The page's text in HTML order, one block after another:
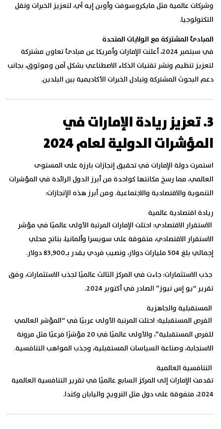
وشركات عالمية مثل مايكروسوفت وأوبن إيه آي، لتعزيز الخبرات ونقل
التكنولوجيا.
المبادئ المشتركة مع الولايات المتحدة
في سبتمبر 2024، أعلنت الإمارات وأمريكا عن مبادئ تعاون مشتركة
لتعزيز تنظيم ونشر تقنيات الذكاء الاصطناعي بشكل آمن وموثوق، بجانب
دعم البحوث المشتركة وتبادل الخبرات الأكاديمية بين البلدين.
3. تعزيز ريادة الإمارات في
المؤشرات الدولية لعام 2024
استمرت دولة الإمارات في تحقيق إنجازات بارزة على المستوى
العالمي، مما رسخ مكانتها كواحدة من أبرز الدول الرائدة في المؤشرات
التنموية والاقتصادية والاجتماعية. ومن أبرز هذه الإنجازات:
ريادة اقتصادية عالمية
الاستقرار الاقتصادي: احتلت الإمارات المرتبة الأولى عالميًا في مؤشر
الاستقرار الاقتصادي، متفوقة على سويسرا وألمانيا، بناتج محلي
إجمالي بلغ 504 مليارات دولار، ونصيب فردي يقدر بـ83,900 دولار.
جذب الاستثمارات:جاءت في المركز الثالث عالميًا لجذب الاستثمارات، وفق
تقرير “يو إس نيوز” الصادر في أكتوبر 2024.
المستقبلية والجاهزية
الفرص المستقبلية: احتلت المرتبة الأولى عربيًا في “المؤشر العالمي
للفرص المستقبلية”، والأولى عالميًا في 20 مؤشرًا فرعيًا مثل مرونة
الاستجابة، وصناعة السياسات المستقبلية، وجذب المواهب التنافسية.
التنافسية العالمية
تقدمت الإمارات إلى المركز السابع عالميًا في تقرير التنافسية العالمية
2024، متفوقة على دول مثل النرويج واليابان وكندا.